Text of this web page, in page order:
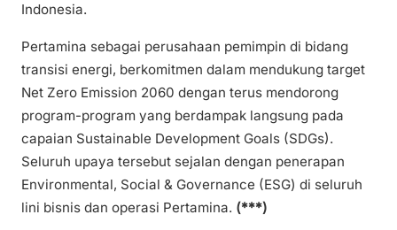
Indonesia.
Pertamina sebagai perusahaan pemimpin di bidang
transisi energi, berkomitmen dalam mendukung target
Net Zero Emission 2060 dengan terus mendorong
program-program yang berdampak langsung pada
capaian Sustainable Development Goals (SDGs).
Seluruh upaya tersebut sejalan dengan penerapan
Environmental, Social & Governance (ESG) di seluruh
lini bisnis dan operasi Pertamina. (***)